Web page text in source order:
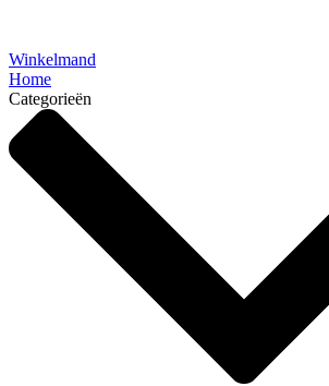
Winkelmand
Home
Categorieën